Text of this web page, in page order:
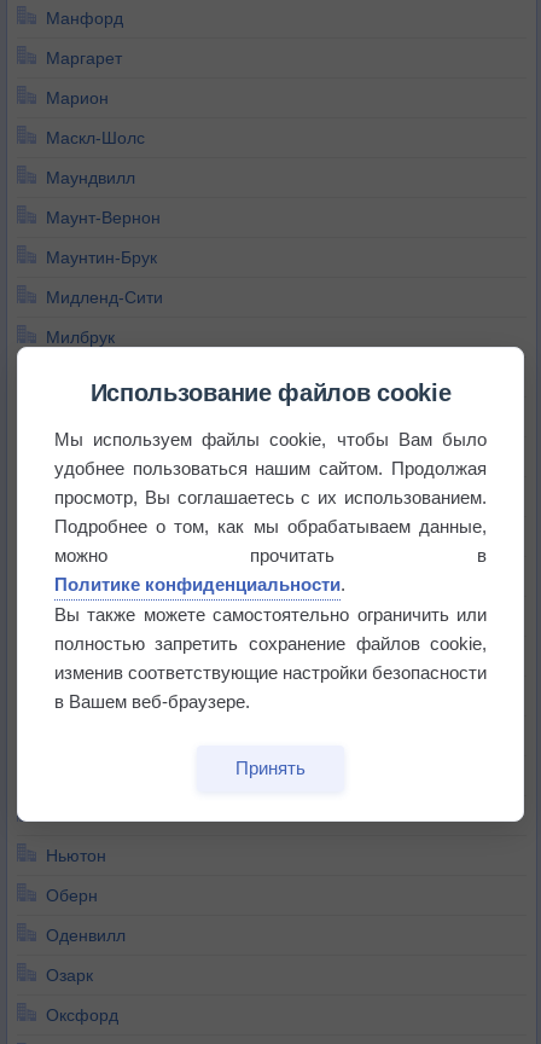
Манфорд
Маргарет
Марион
Маскл-Шолс
Маундвилл
Маунт-Вернон
Маунтин-Брук
Мидленд-Сити
Милбрук
Монровилл
Монтгомери
Монтевалло
Моррис
Моссес
Моуди
Ньютон
Оберн
Оденвилл
Озарк
Оксфорд
Использование файлов cookie
Мы используем файлы cookie, чтобы Вам было
удобнее пользоваться нашим сайтом. Продолжая
просмотр, Вы соглашаетесь с их использованием.
Подробнее о том, как мы обрабатываем данные,
можно прочитать в
Политике конфиденциальности.
Вы также можете самостоятельно ограничить или
полностью запретить сохранение файлов cookie,
изменив соответствующие настройки безопасности
в Вашем веб-браузере.
Принять